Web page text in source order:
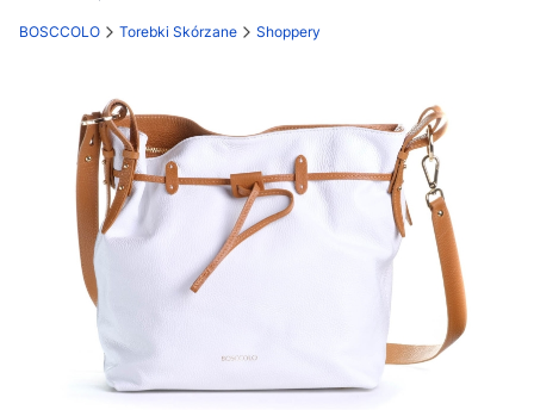
BOSCCOLO Torebki Skórzane Shoppery